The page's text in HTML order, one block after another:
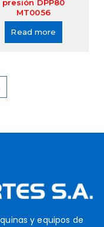
presión DPP80
MT0056
Read more
y equipos de